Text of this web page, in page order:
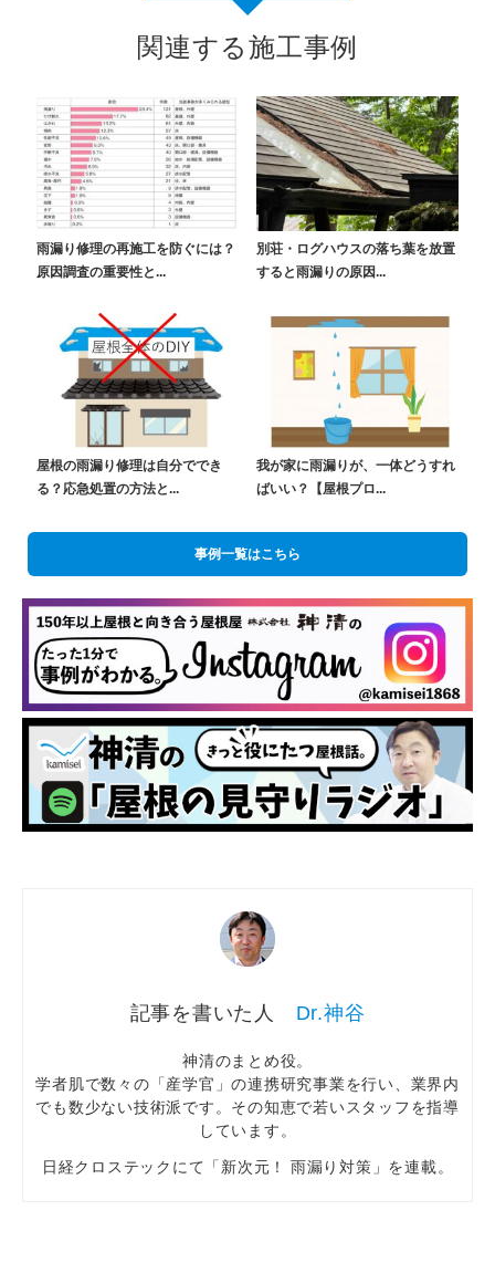
関連する施工事例
雨漏り修理の再施工を防ぐには？
原因調査の重要性と...
別荘・ログハウスの落ち葉を放置
すると雨漏りの原因...
屋根の雨漏り修理は自分ででき
る？応急処置の方法と...
我が家に雨漏りが、一体どうすれ
ばいい？【屋根プロ...
事例一覧はこちら
Dr.神谷
神清のまとめ役。
学者肌で数々の「産学官」の連携研究事業を行い、業界内
でも数少ない技術派です。その知恵で若いスタッフを指導
しています。
日経クロステックにて「新次元！ 雨漏り対策」を連載。